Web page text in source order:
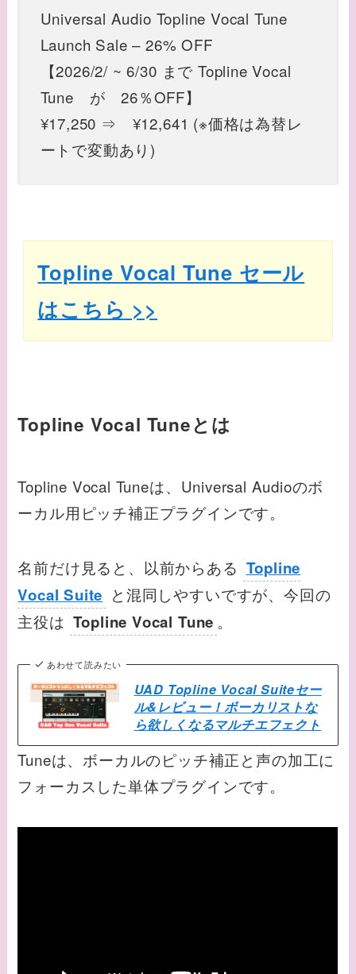
Universal Audio Topline Vocal Tune
Launch Sale – 26% OFF
【2026/2/ ~ 6/30 まで Topline Vocal
Tune が 26％OFF】
¥17,250 ⇒ ¥12,641 (※価格は為替レ
ートで変動あり)
Topline Vocal Tune セール
はこちら >>
Topline Vocal Tuneとは
Topline Vocal Tuneは、Universal Audioのボ
ーカル用ピッチ補正プラグインです。
名前だけ見ると、以前からある Topline
Vocal Suite と混同しやすいですが、今回の
主役は Topline Vocal Tune 。
あわせて読みたい
UAD Topline Vocal Suiteセー
ル&レビュー！ボーカリストな
ら欲しくなるマルチエフェクト
Tuneは、ボーカルのピッチ補正と声の加工に
フォーカスした単体プラグインです。